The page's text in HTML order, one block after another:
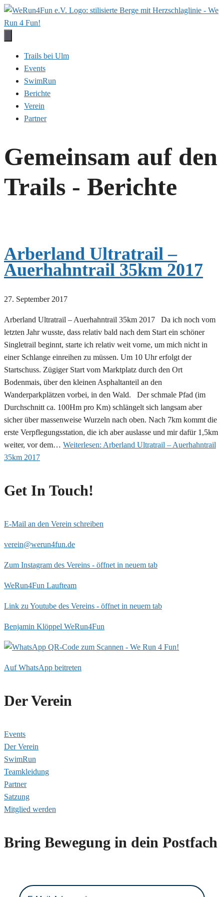
Zum
Inhalt
Trails bei Ulm
Events
SwimRun
Berichte
Verein
Partner
Gemeinsam auf den
Trails - Berichte
Arberland Ultratrail –
Auerhahntrail 35km 2017
27. September 2017
Arberland Ultratrail – Auerhahntrail 35km 2017 Da ich noch vom
letzten Jahr wusste, dass relativ bald nach dem Start ein schöner
Singletrail beginnt, starte ich relativ weit vorne, um mich nicht in
einer Schlange einreihen zu müssen. Um 10 Uhr erfolgt der
Startschuss. Zügiger Start vom Marktplatz durch den Ort
Bodenmais, über den kleinen Asphaltanteil an den
Wanderparkplätzen vorbei, in den Wald. Der schmale Pfad (im
Durchschnitt ca. 100Hm pro Km) schlängelt sich langsam aber
sicher über massenweise Wurzeln nach oben. Nach 7km kommt die
erste Verpflegungsstation, die ich aber auslasse und mir dafür 1,5km
weiter, vor dem… Weiterlesen: Arberland Ultratrail – Auerhahntrail
35km 2017
Get In Touch!
E-Mail an den Verein schreiben
verein@werun4fun.de
Zum Instagram des Vereins - öffnet in neuem tab
WeRun4Fun Laufteam
Link zu Youtube des Vereins - öffnet in neuem tab
Benjamin Klöppel WeRun4Fun
Auf WhatsApp beitreten
Der Verein
Events
Der Verein
SwimRun
Teamkleidung
Partner
Satzung
Mitglied werden
Bring Bewegung in dein Postfach